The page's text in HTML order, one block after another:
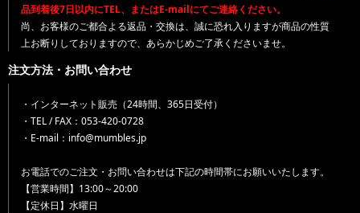
品到着後7日以内にTEL、またはE-mailにてご連絡ください。
尚、お客様のご都合よる返品・交換は、誠に恐れ入りますが商品の性質
上お断りしておりますので、あらかじめご了承くださいませ。
注文方法・お問い合わせ
・インターネット販売（24時間、365日受付）
・TEL / FAX：053-420-0728
・E-mail：info@mumbles.jp
お電話でのご注文・お問い合わせは下記の時間帯にお願いいたします。
【営業時間】13:00～20:00
【定休日】水曜日